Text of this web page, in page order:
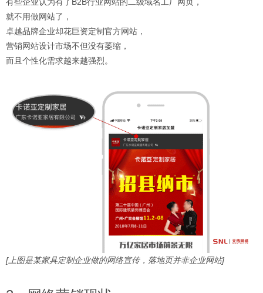
就不用做网站了，
卓越品牌企业却花巨资定制官方网站，
营销网站设计市场不但没有萎缩，
而且个性化需求越来越强烈。
[上图是某家具定制企业做的网络宣传，落地页并非企业网站]